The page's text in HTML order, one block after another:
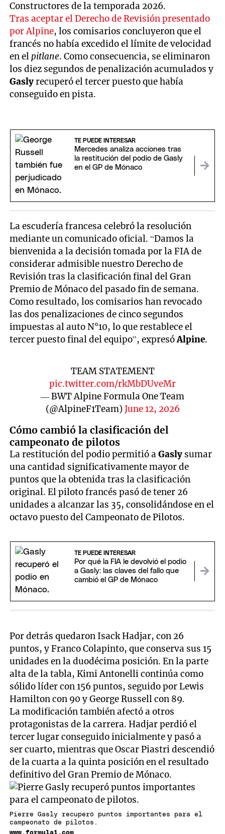
Constructores de la temporada 2026.
Tras aceptar el Derecho de Revisión presentado
por Alpine, los comisarios concluyeron que el
francés no había excedido el límite de velocidad
en elpitlane. Como consecuencia, se eliminaron
los diez segundos de penalización acumulados y
Gaslyrecuperó el tercer puesto que había
conseguido en pista.
TE PUEDE INTERESAR
Mercedes analiza acciones tras
la restitución del podio de Gasly
en el GP de Mónaco
La escudería francesa celebró la resolución
mediante un comunicado oficial. “Damos la
bienvenida a la decisión tomada por la FIA de
considerar admisible nuestro Derecho de
Revisión tras la clasificación final del Gran
Premio de Mónaco del pasado fin de semana.
Como resultado, los comisarios han revocado
las dos penalizaciones de cinco segundos
impuestas al auto N°10, lo que restablece el
tercer puesto final del equipo”, expresóAlpine.
TEAM STATEMENT
pic.twitter.com/rkMbDUveMr
— BWT Alpine Formula One Team
(@AlpineF1Team)June 12, 2026
Cómo cambió la clasificación del
campeonato de pilotos
La restitución del podio permitió aGasly sumar
una cantidad significativamente mayor de
puntos que la obtenida tras la clasificación
original. El piloto francés pasó de tener 26
unidades a alcanzar las 35, consolidándose en el
octavo puesto del Campeonato de Pilotos.
TE PUEDE INTERESAR
Por qué la FIA le devolvió el podio
a Gasly: las claves del fallo que
cambió el GP de Mónaco
Por detrás quedaron Isack Hadjar, con 26
puntos, y Franco Colapinto, que conserva sus 15
unidades en la duodécima posición. En la parte
alta de la tabla, Kimi Antonelli continúa como
sólido líder con 156 puntos, seguido por Lewis
Hamilton con 90 y George Russell con 89.
La modificación también afectó a otros
protagonistas de la carrera. Hadjar perdió el
tercer lugar conseguido inicialmente y pasó a
ser cuarto, mientras que Oscar Piastri descendió
de la cuarta a la quinta posición en el resultado
definitivo del Gran Premio de Mónaco.
Pierre Gasly recuperó puntos importantes para el
campeonato de pilotos.
www.formula1.com